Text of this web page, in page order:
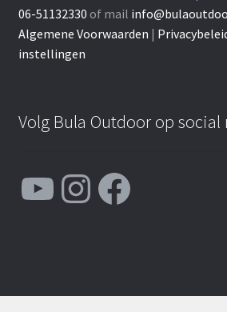
06-51132330 of mail
Algemene Voorwaarden |
instellingen
Volg Bula Outdoor op social
YouTube Instagram Facebook